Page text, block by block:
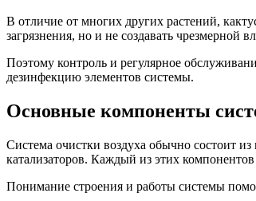
В отличие от многих других растений,
загрязнения, но и не создавать
Поэтому контроль и регулярное
дезинфекцию элементов системы.
Основные компоненты
Система очистки воздуха обычно состоит
катализаторов. Каждый из этих
Понимание строения и работы системы